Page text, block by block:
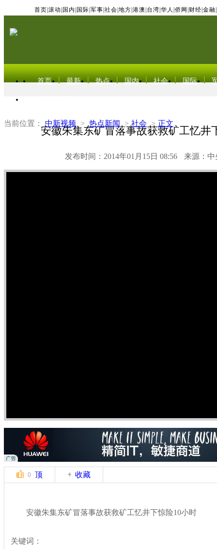
首页 滚动 国内 国际 军事 社会 地方 港澳 台湾 华人 侨网 财经 金融
首页 最新 热点 国内 社会 国际
当前位置： 中新视频 > 热点新闻 > 社会 > 正文
安徽朱集东矿冒落事故获救矿工忆井
发布时间：2014年01月15日 08:56 来源：中
0 顶 收藏
安徽朱集东矿冒落事故获救矿工忆井下惊险10小时
关键词：